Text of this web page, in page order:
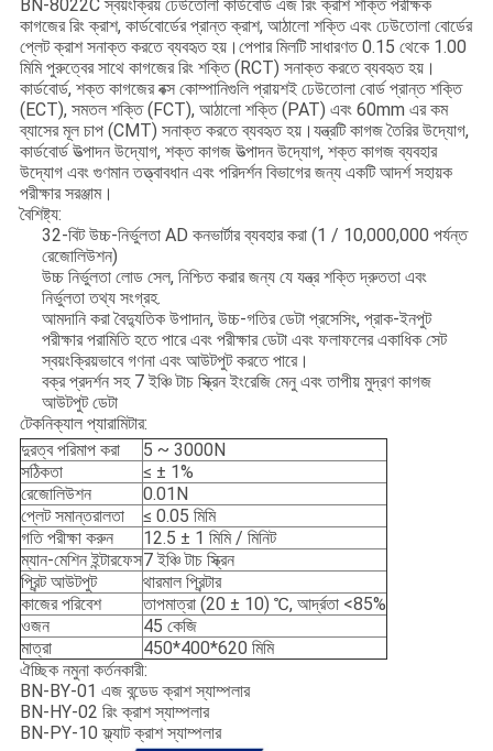
BN-8022C স্বয়ংক্রিয় ঢেউতোলা কার্ডবোর্ড এজ রিং ক্রাশ শক্তি পরীক্ষক
কাগজের রিং ক্রাশ, কার্ডবোর্ডের প্রান্ত ক্রাশ, আঠালো শক্তি এবং ঢেউতোলা বোর্ডের
প্লেট ক্রাশ সনাক্ত করতে ব্যবহৃত হয়।পেপার মিলটি সাধারণত 0.15 থেকে 1.00
মিমি পুরুত্বের সাথে কাগজের রিং শক্তি (RCT) সনাক্ত করতে ব্যবহৃত হয়।
কার্ডবোর্ড, শক্ত কাগজের বক্স কোম্পানিগুলি প্রায়শই ঢেউতোলা বোর্ড প্রান্ত শক্তি
(ECT), সমতল শক্তি (FCT), আঠালো শক্তি (PAT) এবং 60mm এর কম
ব্যাসের মূল চাপ (CMT) সনাক্ত করতে ব্যবহৃত হয়।যন্ত্রটি কাগজ তৈরির উদ্যোগ,
কার্ডবোর্ড উত্পাদন উদ্যোগ, শক্ত কাগজ উত্পাদন উদ্যোগ, শক্ত কাগজ ব্যবহার
উদ্যোগ এবং গুণমান তত্ত্বাবধান এবং পরিদর্শন বিভাগের জন্য একটি আদর্শ সহায়ক
পরীক্ষার সরঞ্জাম।
বৈশিষ্ট্য:
32-বিট উচ্চ-নির্ভুলতা AD কনভার্টার ব্যবহার করা (1 / 10,000,000 পর্যন্ত
রেজোলিউশন)
উচ্চ নির্ভুলতা লোড সেল, নিশ্চিত করার জন্য যে যন্ত্র শক্তি দ্রুততা এবং
নির্ভুলতা তথ্য সংগ্রহ.
আমদানি করা বৈদ্যুতিক উপাদান, উচ্চ-গতির ডেটা প্রসেসিং, প্রাক-ইনপুট
পরীক্ষার পরামিতি হতে পারে এবং পরীক্ষার ডেটা এবং ফলাফলের একাধিক সেট
স্বয়ংক্রিয়ভাবে গণনা এবং আউটপুট করতে পারে।
বক্র প্রদর্শন সহ 7 ইঞ্চি টাচ স্ক্রিন ইংরেজি মেনু এবং তাপীয় মুদ্রণ কাগজ
আউটপুট ডেটা
টেকনিক্যাল প্যারামিটার:
দুরত্ব পরিমাপ করা
5 ~ 3000N
সঠিকতা
≤ ± 1%
রেজোলিউশন
0.01N
প্লেট সমান্তরালতা
≤ 0.05 মিমি
গতি পরীক্ষা করুন
12.5 ± 1 মিমি / মিনিট
ম্যান-মেশিন ইন্টারফেস7 ইঞ্চি টাচ স্ক্রিন
প্রিন্ট আউটপুট
থারমাল প্রিন্টার
কাজের পরিবেশ
তাপমাত্রা (20 ± 10) ℃, আর্দ্রতা <85%
ওজন
45 কেজি
মাত্রা
450*400*620 মিমি
ঐচ্ছিক নমুনা কর্তনকারী:
BN-BY-01 এজ বন্ডেড ক্রাশ স্যাম্পলার
BN-HY-02 রিং ক্রাশ স্যাম্পলার
BN-PY-10 ফ্ল্যাট ক্রাশ স্যাম্পলার